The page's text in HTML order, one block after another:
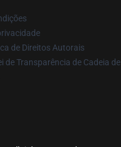
de Direitos Autorais
de Transparência de Cadeia de